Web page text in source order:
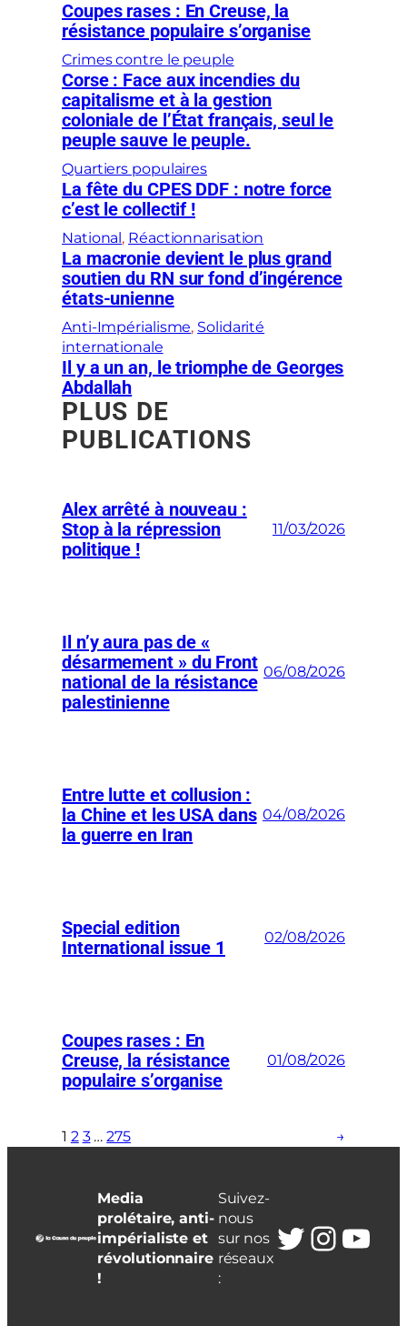
Coupes rases : En Creuse, la
résistance populaire s’organise
Crimes contre le peuple
Corse : Face aux incendies du
capitalisme et à la gestion
coloniale de l’État français, seul le
peuple sauve le peuple.
Quartiers populaires
La fête du CPES DDF : notre force
c’est le collectif !
National, Réactionnarisation
La macronie devient le plus grand
soutien du RN sur fond d’ingérence
états-unienne
Anti-Impérialisme, Solidarité
internationale
Il y a un an, le triomphe de Georges
Abdallah
PLUS DE
PUBLICATIONS
Alex arrêté à nouveau :
Stop à la répression
politique !
11/03/2026
Il n’y aura pas de «
désarmement » du Front
national de la résistance
palestinienne
06/08/2026
Entre lutte et collusion :
la Chine et les USA dans
la guerre en Iran
04/08/2026
Special edition
International issue 1
02/08/2026
Coupes rases : En
Creuse, la résistance
populaire s’organise
01/08/2026
1 2 3 … 275 →
Media
prolétaire, anti-
impérialiste et
révolutionnaire
!
Suivez-
nous
sur nos
réseaux
:
Twitter